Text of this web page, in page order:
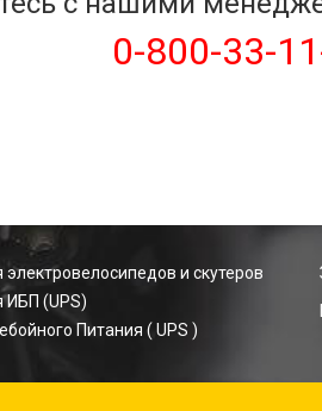
0-800-33-
и скутеров
ИБП (UPS)
Питания ( UPS )